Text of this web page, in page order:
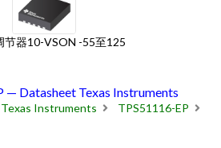
节器10-VSON -55至125
— Datasheet Texas Instruments
Texas Instruments
TPS51116-EP